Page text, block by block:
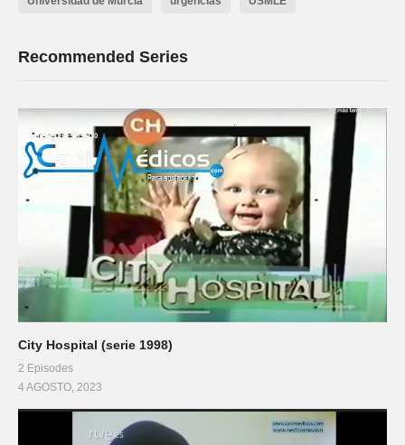
Recommended Series
City Hospital (serie 1998)
2 Episodes
4 AGOSTO, 2023